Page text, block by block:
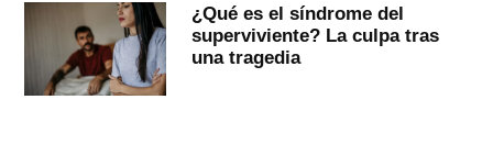
¿Qué es el síndrome del
superviviente? La culpa tras
una tragedia